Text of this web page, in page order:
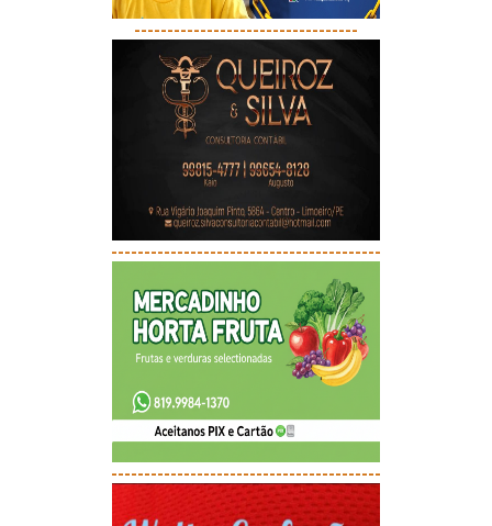
----------------------------------
-----------------------------------------
-----------------------------------------